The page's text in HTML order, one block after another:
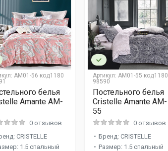
AM01-56 код1180
белья
Amante AM-
0 отзывов
CRISTELLE
1.5 спальный
Артикул: AM01-55 код1180
98590
Постельного белья
Cristelle Amante AM-
55
0 отзывов
Бренд: CRISTELLE
Размер: 1.5 спальный